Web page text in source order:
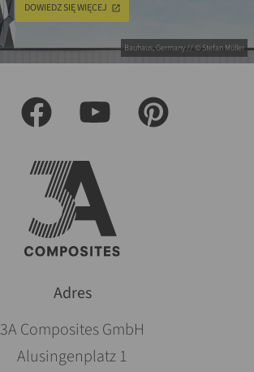
Bauhaus, Germany // © Stefan Müller
DOWIEDZ SIĘ WIĘCEJ
Adres
3A Composites GmbH
Alusingenplatz 1